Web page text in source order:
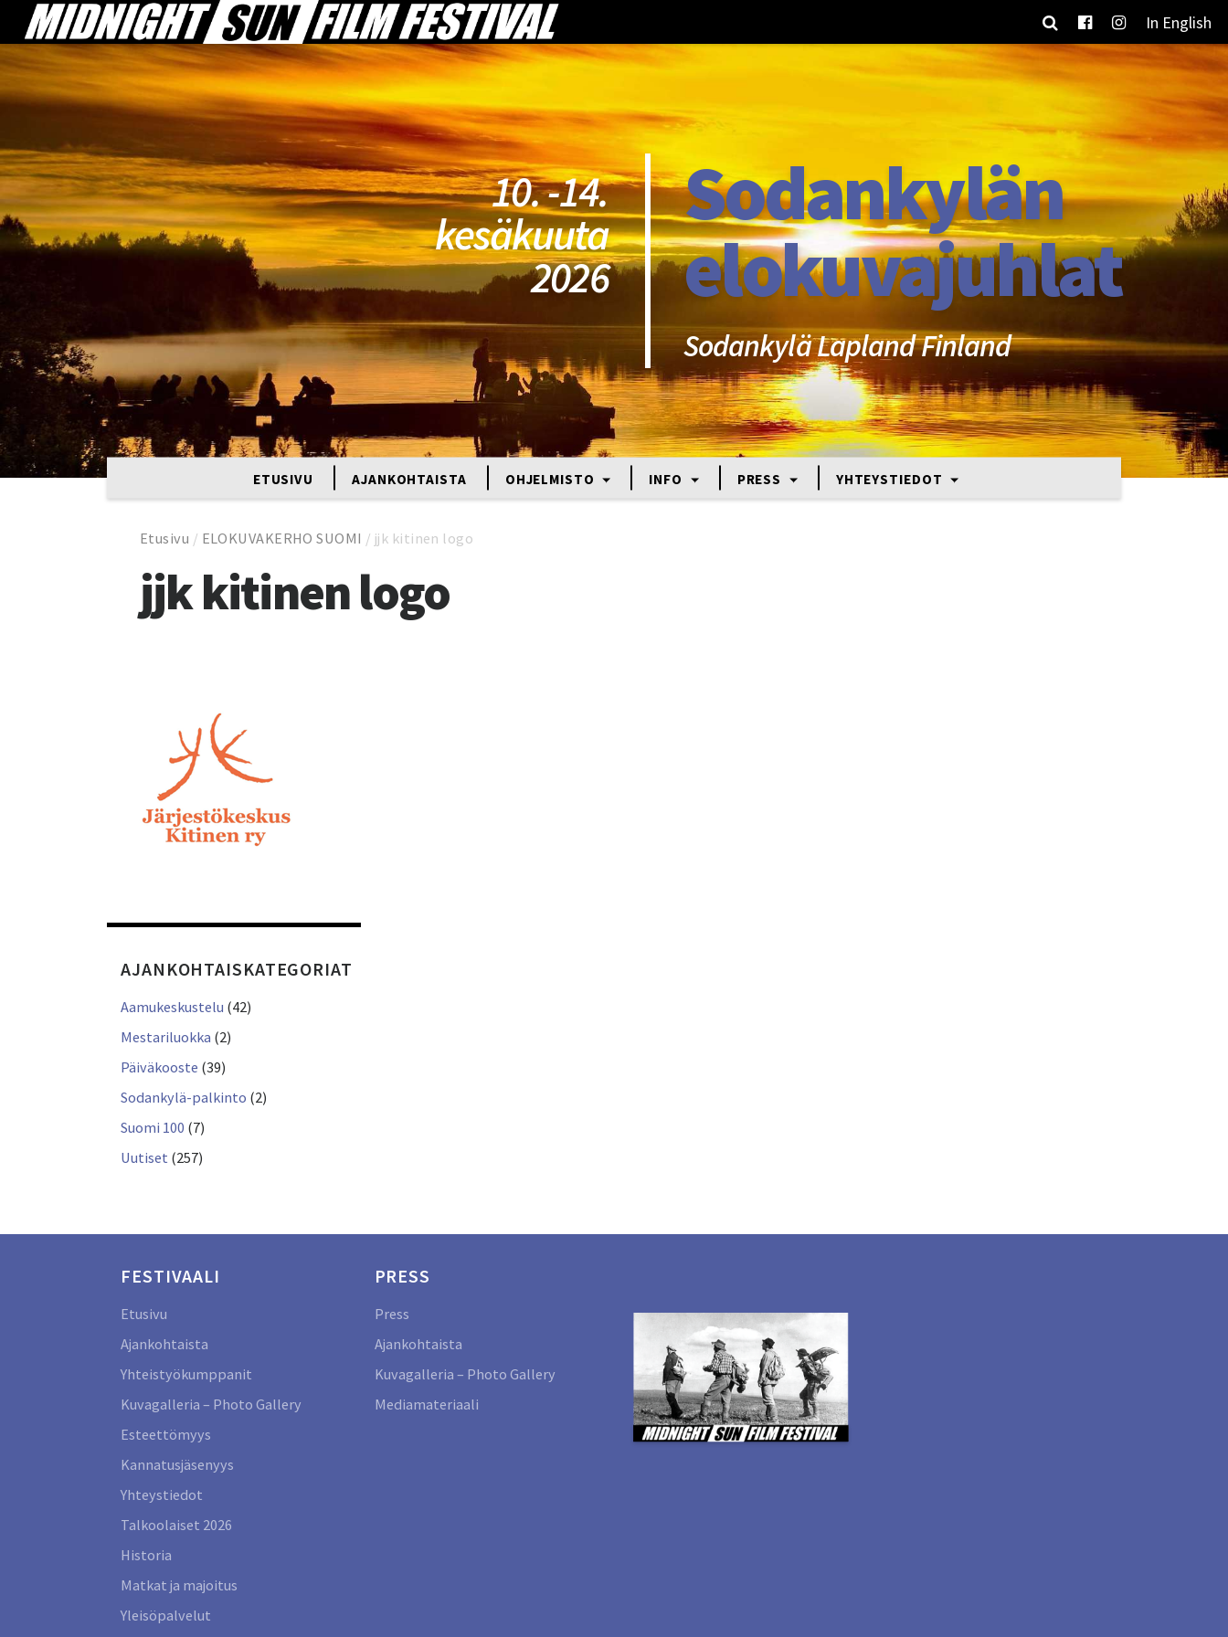
In English
10. -14.
kesäkuuta
2026
Sodankylän
elokuvajuhlat
Sodankylä Lapland Finland
ETUSIVU AJANKOHTAISTA OHJELMISTO INFO PRESS YHTEYSTIEDOT
Etusivu / ELOKUVAKERHO SUOMI / jjk kitinen logo
jjk kitinen logo
AJANKOHTAISKATEGORIAT
Aamukeskustelu (42)
Mestariluokka (2)
Päiväkooste (39)
Sodankylä-palkinto (2)
Suomi 100 (7)
Uutiset (257)
FESTIVAALI
Etusivu
Ajankohtaista
Yhteistyökumppanit
Kuvagalleria – Photo Gallery
Esteettömyys
Kannatusjäsenyys
Yhteystiedot
Talkoolaiset 2026
Historia
Matkat ja majoitus
Yleisöpalvelut
PRESS
Press
Ajankohtaista
Kuvagalleria – Photo Gallery
Mediamateriaali